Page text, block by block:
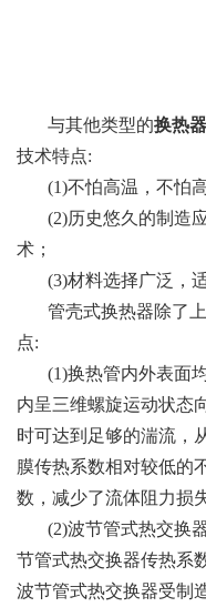
与其他类型的换热器
技术特点:
(1)不怕高温，不怕
(2)历史悠久的制造
术；
(3)材料选择广泛，
管壳式换热器除了
点:
(1)换热管内外表面
内呈三维螺旋运动状态
时可达到足够的湍流，
膜传热系数相对较低的
数，减少了流体阻力损
(2)波节管式热交换
节管式热交换器传热系
波节管式热交换器受制